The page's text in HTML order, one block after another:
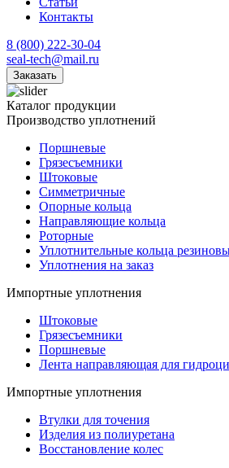
Контакты
8 (800) 222-30-04
seal-tech@mail.ru
Заказать
Каталог продукции
Производство уплотнений
Поршневые
Грязесъемники
Штоковые
Симметричные
Опорные кольца
Направляющие кольца
Роторные
Уплотнительные кольца
Уплотнения на заказ
Импортные уплотнения
Штоковые
Грязесъемники
Поршневые
Лента направляющая для
Импортные уплотнения
Втулки для точения
Изделия из полиуретана
Восстановление колес